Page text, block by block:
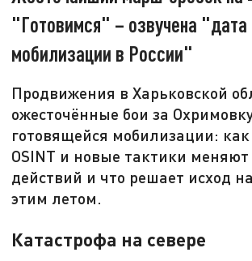
"Готовимся" – озвучена "дата
мобилизации в России"
Продвижения в Харьковской
ожесточённые бои за
готовящейся мобилизации: как
OSINT и новые тактики
действий и что решает исход
этим летом.
Катастрофа на севере